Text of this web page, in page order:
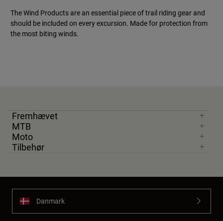
The Wind Products are an essential piece of trail riding gear and
should be included on every excursion. Made for protection from
the most biting winds.
Fremhævet
MTB
Moto
Tilbehør
Danmark